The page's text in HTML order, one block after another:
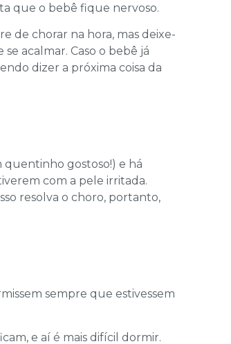
que o bebê fique nervoso.
de chorar na hora, mas deixe-
acalmar. Caso o bebê já
dizer a próxima coisa da
quentinho gostoso!) e há
com a pele irritada.
resolva o choro, portanto,
sempre que estivessem
e aí é mais difícil dormir.